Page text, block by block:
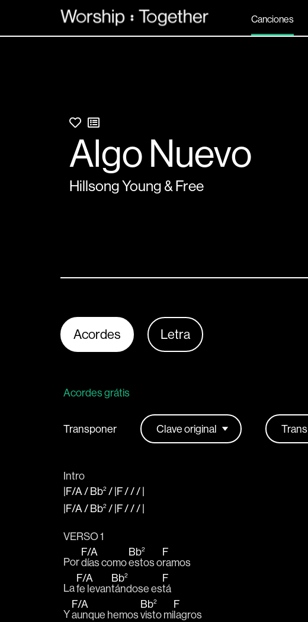
Canciones
Algo Nuevo
Hillsong Young & Free
Acordes Letra
Acordes grátis
Transponer
Intro
|F/A/Bb2 /|F/ / /|
|F/A/Bb2 /|F/ / /|
VERSO 1
Por
F/A
días como
Bb2
estos o
F
La
F/A
fe levan
Bb2
tándose es
F
tá
Y
F/A
aunque hemos
Bb2
visto mi
F
lagros